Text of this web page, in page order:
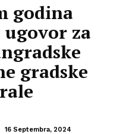
godina
za
gradske
16 Septembra, 2024